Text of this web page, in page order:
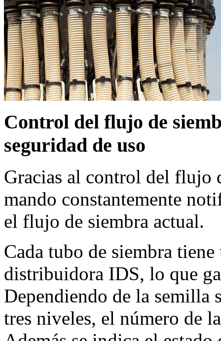
Control del flujo de
seguridad de uso
Gracias al control del flujo
mando constantemente
el flujo de siembra actual.
Cada tubo de siembra tiene
distribuidora IDS, lo que
Dependiendo de la semilla
tres niveles, el número de